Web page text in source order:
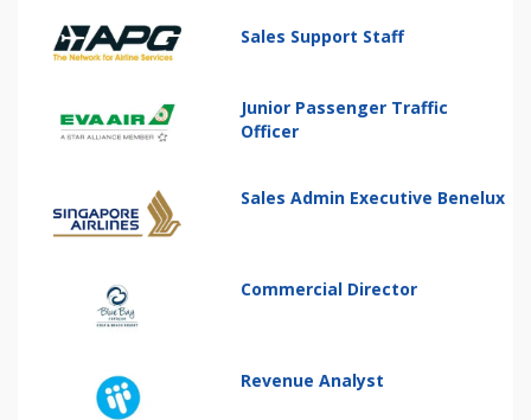
Sales Support Staff
Junior Passenger Traffic
Officer
Sales Admin Executive Benelux
Commercial Director
Revenue Analyst